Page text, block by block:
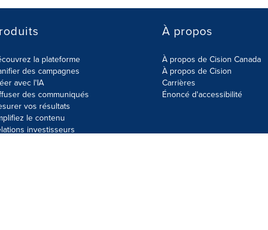
la plateforme
des campagnes
avec l'IA
des communiqués
vos résultats
le contenu
investisseurs
À propos
À propos de Cision Canada
À propos de Cision
Carrières
Énoncé d'accessibilité